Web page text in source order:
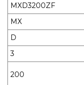
MXD3200ZF
MX
D
3
200